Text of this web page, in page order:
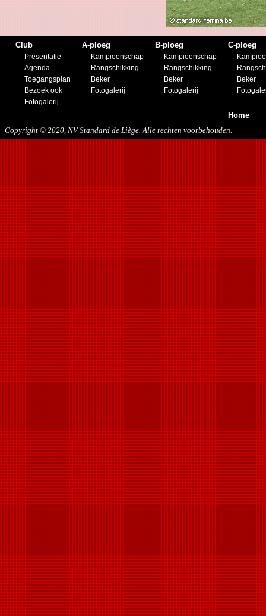
Club
Presentatie
Agenda
Toegangsplan
Bezoek ook
Fotogalerij
A-ploeg
Kampioenschap
Rangschikking
Beker
Fotogalerij
B-ploeg
Kampioenschap
Rangschikking
Beker
Fotogalerij
C-ploeg
Beker
Home
Copyright © 2020, NV Standard de Liège. Alle rechten voorbehouden.